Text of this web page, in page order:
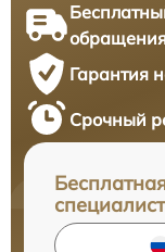
Гарантия
Срочный